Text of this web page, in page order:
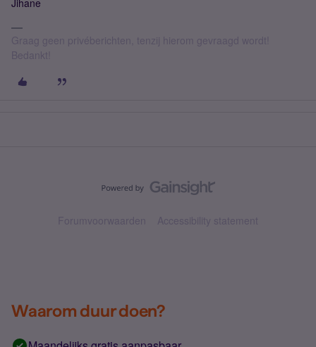
Jihane
Graag geen privéberichten, tenzij hierom gevraagd wordt!
Bedankt!
Forumvoorwaarden Accessibility statement
Waarom duur doen?